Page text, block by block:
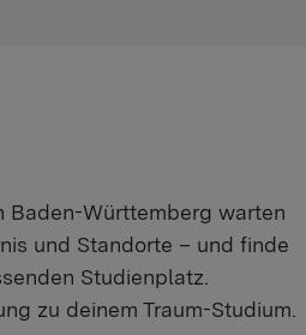
Baden-Württemberg warten
und Standorte – und finde
Studienplatz.
zu deinem Traum-Studium.